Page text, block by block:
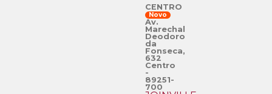
CENTRO
Novo
Av.
Marechal
Deodoro
da
Fonseca,
632
Centro
-
89251-
700